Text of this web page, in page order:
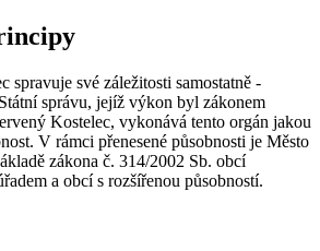
spravuje své záležitosti samostatně -
správu, jejíž výkon byl zákonem
Kostelec, vykonává tento orgán jakou
V rámci přenesené působnosti je Město
zákona č. 314/2002 Sb. obcí
a obcí s rozšířenou působností.